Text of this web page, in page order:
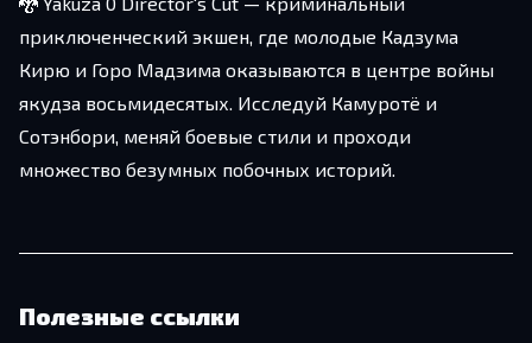
приключенческий экшен, где молодые Кадзума
Кирю и Горо Мадзима оказываются в центре войны
якудза восьмидесятых. Исследуй Камуротё и
Сотэнбори, меняй боевые стили и проходи
множество безумных побочных историй.
Полезные ссылки